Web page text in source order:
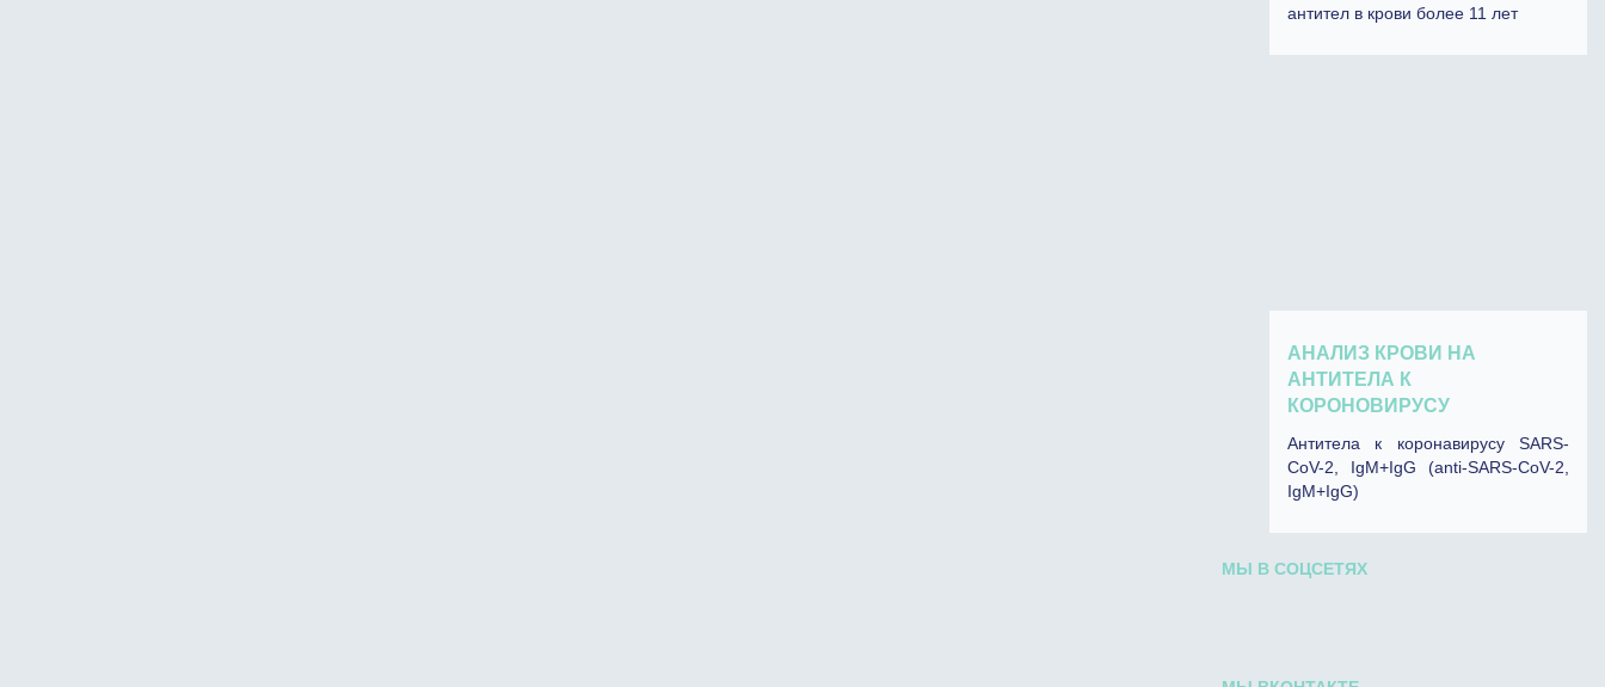
антител в крови более 11 лет
АНАЛИЗ КРОВИ НА
АНТИТЕЛА К
КОРОНОВИРУСУ
Антитела к коронавирусу SARS-
CoV-2, IgM+IgG (anti-SARS-CoV-2,
IgM+IgG)
МЫ В СОЦСЕТЯХ